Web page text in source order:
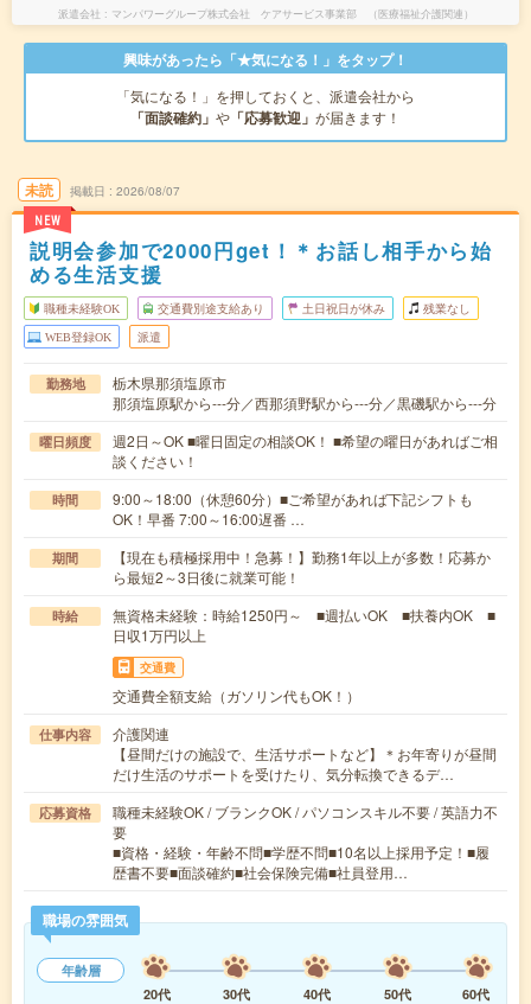
派遣会社 マンパワーグループ株式会社 ケアサービス事業部 （医療福祉介護関連）
興味があったら「★気になる！」をタップ！
「気になる！」を押しておくと、派遣会社から
「面談確約」 や 「応募歓迎」 が届きます！
未読
NEW
掲載日 2026/08/07
説明会参加で2000円get！＊お話し相手から始
める生活支援
職種未経験OK 交通費別途支給あり 土日祝日が休み 残業なし
WEB登録OK 派遣
勤務地
栃木県那須塩原市
那須塩原駅から---分／西那須野駅から---分／黒磯駅から---分
曜日頻度
週2日～OK ■曜日固定の相談OK！ ■希望の曜日があればご相
談ください！
時間
9:00～18:00（休憩60分）■ご希望があれば下記シフトも
OK！早番 7:00～16:00遅番 …
期間
【現在も積極採用中！急募！】勤務1年以上が多数！応募か
ら最短2～3日後に就業可能！
時給
無資格未経験：時給1250円～ ■週払いOK ■扶養内OK ■
日収1万円以上
交通費
交通費全額支給（ガソリン代もOK！）
仕事内容
介護関連
【昼間だけの施設で、生活サポートなど】＊お年寄りが昼間
だけ生活のサポートを受けたり、気分転換できるデ…
応募資格
職種未経験OK / ブランクOK / パソコンスキル不要 / 英語力不
要
■資格・経験・年齢不問■学歴不問■10名以上採用予定！■履
歴書不要■面談確約■社会保険完備■社員登用…
職場の雰囲気
年齢層
20代
30代 40代 50代
60代